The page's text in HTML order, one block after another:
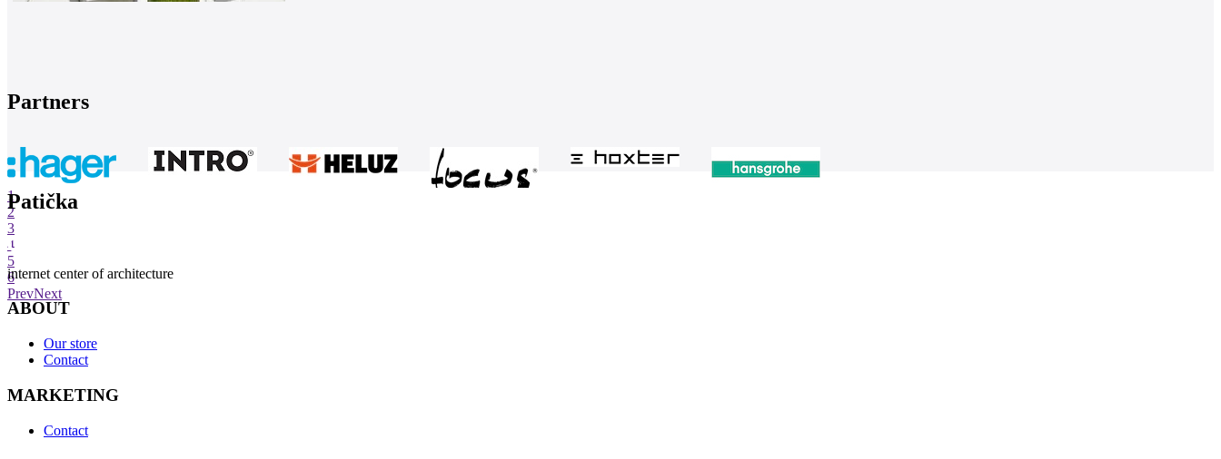
Partners
1
2
3
4
5
6
PrevNext
Patička
internet center of architecture
ABOUT
Our store
Contact
MARKETING
Contact